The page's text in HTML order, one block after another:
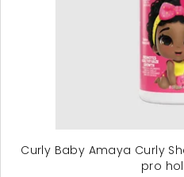
Curly Baby Amaya Curly
pro